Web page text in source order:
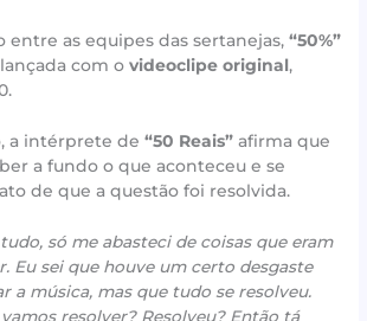
entre as equipes das sertanejas,“50%”
com ovideoclipe original,
a intérprete de“50 Reais” afirma que
a fundo o que aconteceu e se
de que a questão foi resolvida.
só me abasteci de coisas que eram
Eu sei que houve um certo desgaste
a música, mas que tudo se resolveu.
resolver? Resolveu? Então tá